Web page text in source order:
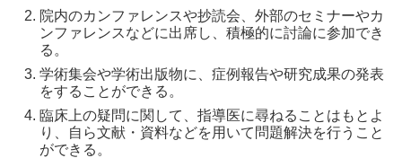
院内のカンファレンスや抄読会、外部のセミナーやカ
ンファレンスなどに出席し、積極的に討論に参加でき
る。
学術集会や学術出版物に、症例報告や研究成果の発表
をすることができる。
臨床上の疑問に関して、指導医に尋ねることはもとよ
り、自ら文献・資料などを用いて問題解決を行うこと
ができる。